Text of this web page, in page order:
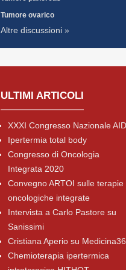
Tumore ovarico
Altre discussioni »
ULTIMI ARTICOLI
XXXI Congresso Nazionale
Ipertermia total body
Congresso di Oncologia
Integrata 2020
Convegno ARTOI sulle terapie
oncologiche integrate
Intervista a Carlo Pastore su
Sanissimi
Cristiana Aperio su
Chemioterapia ipertermica